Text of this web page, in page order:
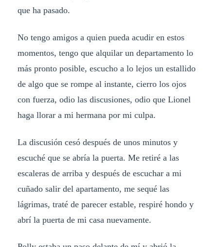
que ha pasado.
No tengo amigos a quien pueda acudir en estos
momentos, tengo que alquilar un departamento lo
más pronto posible, escucho a lo lejos un estallido
de algo que se rompe al instante, cierro los ojos
con fuerza, odio las discusiones, odio que Lionel
haga llorar a mi hermana por mi culpa.
La discusión cesó después de unos minutos y
escuché que se abría la puerta. Me retiré a las
escaleras de arriba y después de escuchar a mi
cuñado salir del apartamento, me sequé las
lágrimas, traté de parecer estable, respiré hondo y
abrí la puerta de mi casa nuevamente.